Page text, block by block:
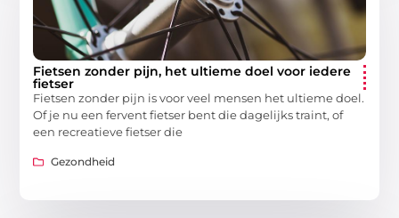
Fietsen zonder pijn, het ultieme doel voor iedere
fietser
Fietsen zonder pijn is voor veel mensen het ultieme doel.
Of je nu een fervent fietser bent die dagelijks traint, of
een recreatieve fietser die
Gezondheid